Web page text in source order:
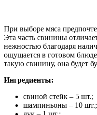
При выборе мяса
Эта часть свинины
нежностью благодаря
ощущается в готовом
такую свинину, она будет
Ингредиенты:
свиной стейк – 5 шт.;
шампиньоны – 10 шт.;